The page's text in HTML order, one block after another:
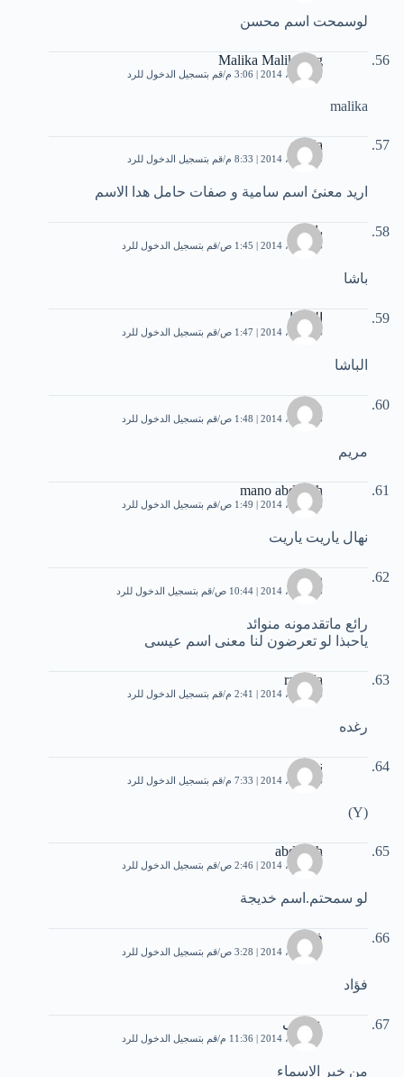
لوسمحت اسم محسن
Malika Malika Hg
15 أبريل، 2014 | 3:06 م قم بتسجيل الدخول للرد
malika
samia
15 أبريل، 2014 | 8:33 م قم بتسجيل الدخول للرد
اريد معنئ اسم سامية و صفات حامل هدا الاسم
باشا
16 أبريل، 2014 | 1:45 ص قم بتسجيل الدخول للرد
باشا
الباشا
16 أبريل، 2014 | 1:47 ص قم بتسجيل الدخول للرد
الباشا
مر يم
16 أبريل، 2014 | 1:48 ص قم بتسجيل الدخول للرد
مريم
mano abdallah
16 أبريل، 2014 | 1:49 ص قم بتسجيل الدخول للرد
نهال ياريت ياريت
روعة
16 أبريل، 2014 | 10:44 ص قم بتسجيل الدخول للرد
رائع ماتقدمونه منوائد
ياحبذا لو تعرضون لنا معنى اسم عيسى
raghda
16 أبريل، 2014 | 2:41 م قم بتسجيل الدخول للرد
رغده
نور
16 أبريل، 2014 | 7:33 م قم بتسجيل الدخول للرد
(Y)
abdellah
17 أبريل، 2014 | 2:46 ص قم بتسجيل الدخول للرد
لو سمحتم.اسم خديجة
فؤاد
17 أبريل، 2014 | 3:28 ص قم بتسجيل الدخول للرد
فؤاد
عاطف
17 أبريل، 2014 | 11:36 م قم بتسجيل الدخول للرد
من خير الاسماء